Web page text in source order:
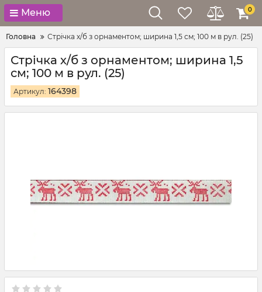
Меню 0
Головна Стрічка х/б з орнаментом; ширина 1,5 см; 100 м в рул. (25)
Стрічка х/б з орнаментом; ширина 1,5
см; 100 м в рул. (25)
Артикул: 164398